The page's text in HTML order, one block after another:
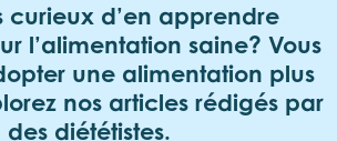
curieux d’en apprendre
l’alimentation saine? Vous
une alimentation plus
nos articles rédigés par
des diététistes.